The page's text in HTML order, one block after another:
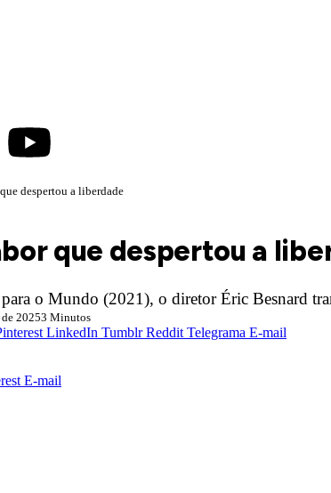
despertou a liberdade
que despertou a
o Mundo (2021), o diretor Éric Besnard
20253 Minutos
LinkedIn Tumblr Reddit Telegrama E-mail
E-mail